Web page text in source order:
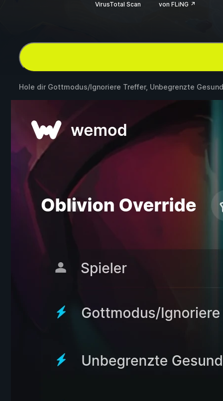
VirusTotal Scan von FLiNG ↗
Hole dir Gottmodus/Ignoriere Treffer, Unbegrenzte